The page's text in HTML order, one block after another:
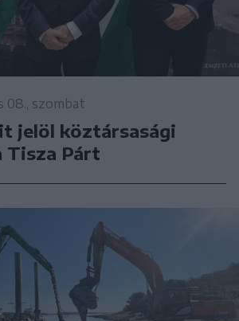
08., szombat
jelöl köztársasági
Tisza Párt